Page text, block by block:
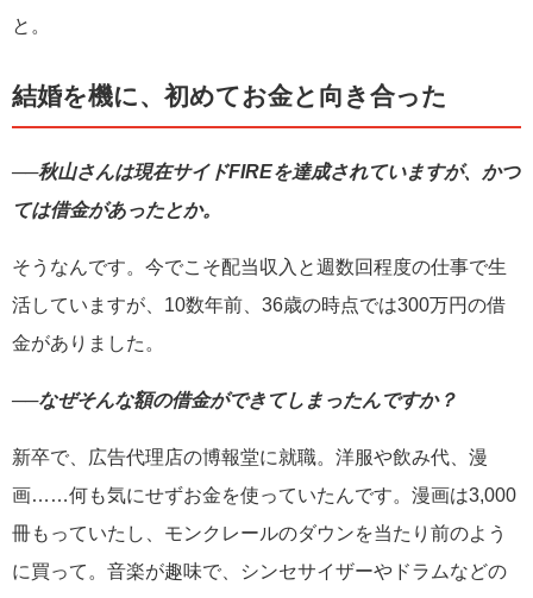
と。
結婚を機に、初めてお金と向き合った
──秋山さんは現在サイドFIREを達成されていますが、かつ
ては借金があったとか。
そうなんです。今でこそ配当収入と週数回程度の仕事で生
活していますが、10数年前、36歳の時点では300万円の借
金がありました。
──なぜそんな額の借金ができてしまったんですか？
新卒で、広告代理店の博報堂に就職。洋服や飲み代、漫
画……何も気にせずお金を使っていたんです。漫画は3,000
冊もっていたし、モンクレールのダウンを当たり前のよう
に買って。音楽が趣味で、シンセサイザーやドラムなどの